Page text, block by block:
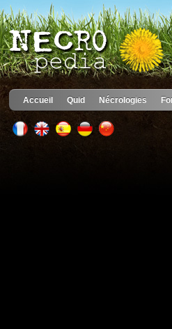
Accueil Quid Nécrologies